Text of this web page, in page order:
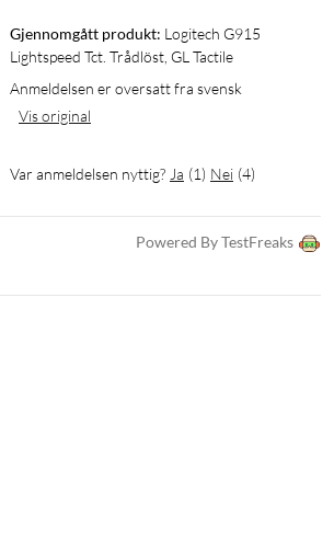
Gjennomgått produkt: Logitech G915
Lightspeed Tct. Trådlöst, GL Tactile
Anmeldelsen er oversatt fra svensk
Vis original
Var anmeldelsen nyttig? Ja (1) Nei (4)
Powered By TestFreaks